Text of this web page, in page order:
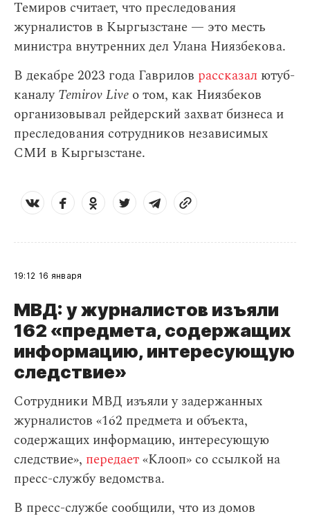
Темиров считает, что преследования
журналистов в Кыргызстане — это месть
министра внутренних дел Улана Ниязбекова.
В декабре 2023 года Гаврилов рассказал ютуб-
каналуTemirov Live о том, как Ниязбеков
организовывал рейдерский захват бизнеса и
преследования сотрудников независимых
СМИ в Кыргызстане.
19:12 16 января
МВД: у журналистов изъяли
162 «предмета, содержащих
информацию, интересующую
следствие»
Сотрудники МВД изъяли у задержанных
журналистов «162 предмета и объекта,
содержащих информацию, интересующую
следствие», передает«Клооп» со ссылкой на
пресс-службу ведомства.
В пресс-службе сообщили, что из домов